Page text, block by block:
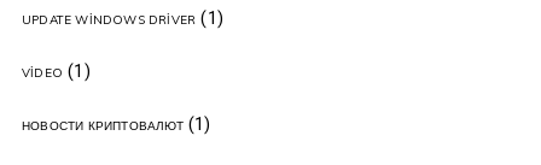
UPDATE WINDOWS DRIVER (1)
VIDEO (1)
НОВОСТИ КРИПТОВАЛЮТ(1)